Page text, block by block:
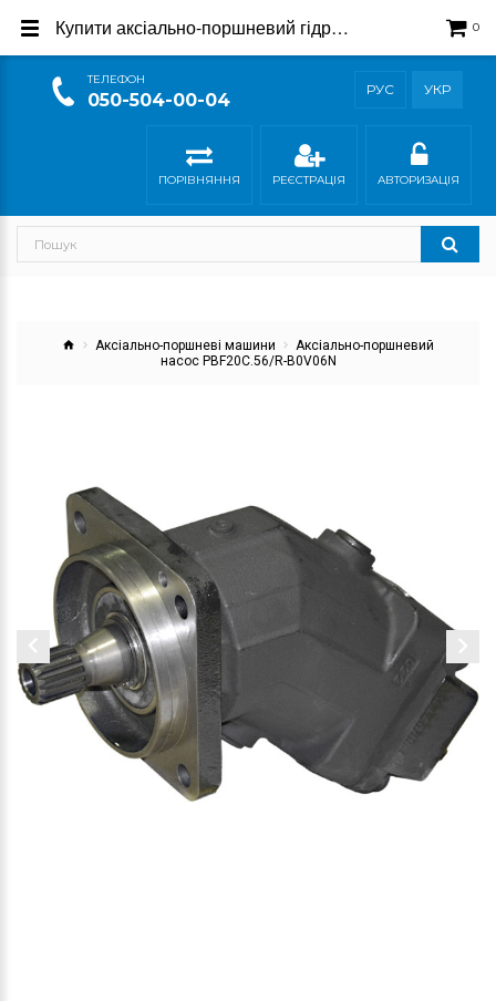
ТEЛЕФОН
050-504-00-04
РУС УКР
0
ПОРІВНЯННЯ РЕЄСТРАЦІЯ АВТОРИЗАЦІЯ
Аксіально-поршневі машини
Аксіально-поршневий
насос PBF20C.56/R-B0V06N
Купити аксіально-поршневий гідронасос PBF20C | Гідросила